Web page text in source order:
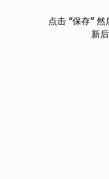
点击 “保存”
新